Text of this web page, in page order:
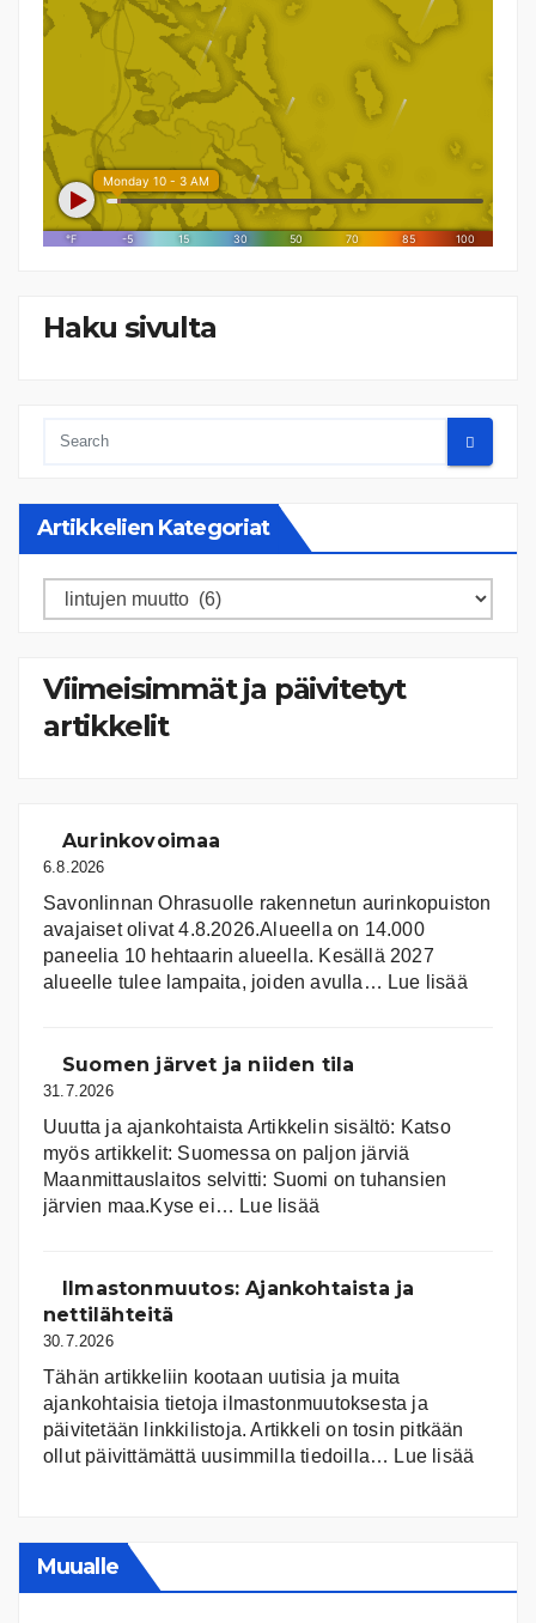
Haku sivulta
Artikkelien Kategoriat
Artikkelien
Viimeisimmät ja päivitetyt
artikkelit
Aurinkovoimaa
6.8.2026
Savonlinnan Ohrasuolle rakennetun aurinkopuiston
avajaiset olivat 4.8.2026.Alueella on 14.000
paneelia 10 hehtaarin alueella. Kesällä 2027
alueelle tulee lampaita, joiden avulla… Lue lisää:
Suomen järvet ja niiden tila
31.7.2026
Uuutta ja ajankohtaista Artikkelin sisältö: Katso
myös artikkelit: Suomessa on pal­jon jär­viä
Maanmittauslaitos selvitti: Suomi on tuhansien
järvien maa.Kyse ei… Lue lisää
ja
Ilmastonmuutos: Ajankohtaista ja
nettilähteitä
30.7.2026
Tähän artikkeliin kootaan uutisia ja muita
ajankohtaisia tietoja ilmastonmuutoksesta ja
päivitetään linkkilistoja. Artikkeli on tosin pitkään
ollut päivittämättä uusimmilla tiedoilla… Lue lisää
Muualle